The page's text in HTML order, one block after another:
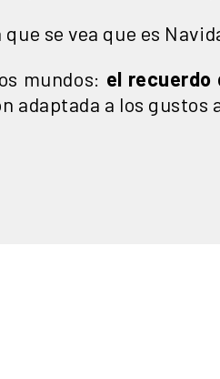
se vea que es
mundos: el recuerdo
adaptada a los gustos